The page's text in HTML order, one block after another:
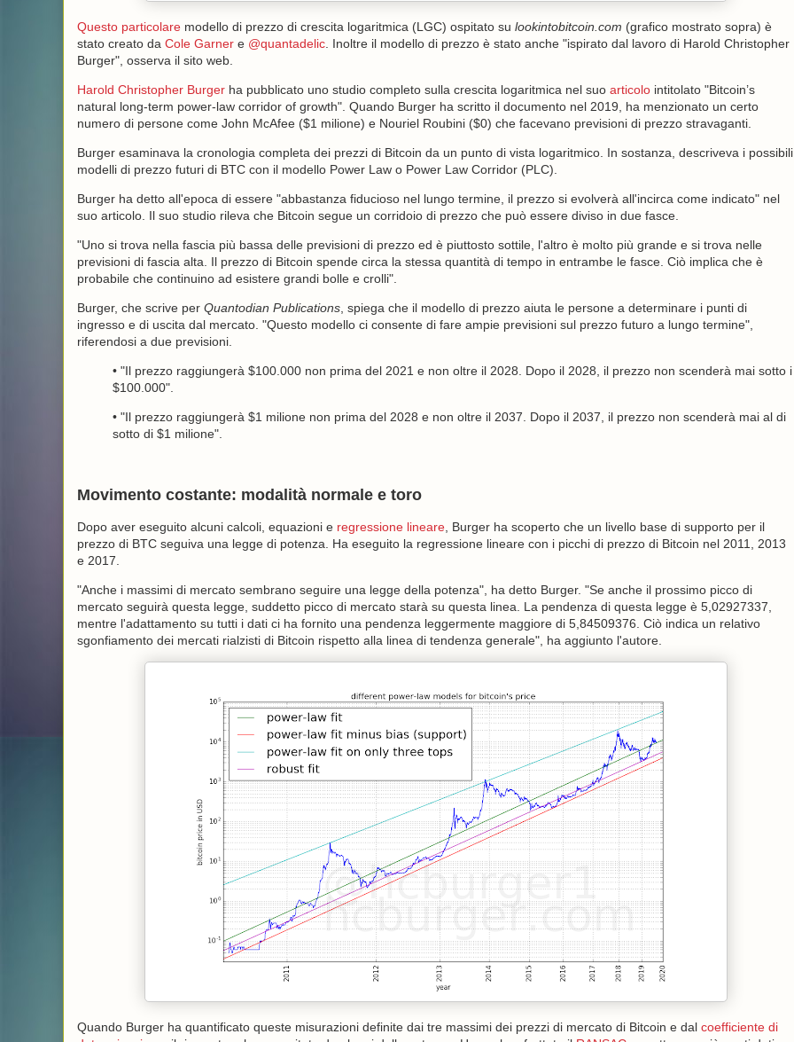
Questo particolaremodello di prezzo di crescita logaritmica (LGC) ospitato su lookintobitcoin.com (grafico mostrato sopra) è
stato creato da Cole Garnere @quantadelic. Inoltre il modello di prezzo è stato anche "ispirato dal lavoro di Harold Christopher
Burger", osserva il sito web.
Harold Christopher Burgerha pubblicato uno studio completo sulla crescita logaritmica nel suo articolointitolato "Bitcoin’s
natural long-term power-law corridor of growth". Quando Burger ha scritto il documento nel 2019, ha menzionato un certo
numero di persone come John McAfee ($1 milione) e Nouriel Roubini ($0) che facevano previsioni di prezzo stravaganti.
Burger esaminava la cronologia completa dei prezzi di Bitcoin da un punto di vista logaritmico. In sostanza, descriveva i possibili
modelli di prezzo futuri di BTC con il modello Power Law o Power Law Corridor (PLC).
Burger ha detto all'epoca di essere "abbastanza fiducioso nel lungo termine, il prezzo si evolverà all'incirca come indicato" nel
suo articolo. Il suo studio rileva che Bitcoin segue un corridoio di prezzo che può essere diviso in due fasce.
"Uno si trova nella fascia più bassa delle previsioni di prezzo ed è piuttosto sottile, l'altro è molto più grande e si trova nelle
previsioni di fascia alta. Il prezzo di Bitcoin spende circa la stessa quantità di tempo in entrambe le fasce. Ciò implica che è
probabile che continuino ad esistere grandi bolle e crolli".
Burger, che scrive per Quantodian Publications, spiega che il modello di prezzo aiuta le persone a determinare i punti di
ingresso e di uscita dal mercato. "Questo modello ci consente di fare ampie previsioni sul prezzo futuro a lungo termine",
riferendosi a due previsioni.
• "Il prezzo raggiungerà $100.000 non prima del 2021 e non oltre il 2028. Dopo il 2028, il prezzo non scenderà mai sotto i
$100.000".
• "Il prezzo raggiungerà $1 milione non prima del 2028 e non oltre il 2037. Dopo il 2037, il prezzo non scenderà mai al di
sotto di $1 milione".
Movimento costante: modalità normale e toro
Dopo aver eseguito alcuni calcoli, equazioni e regressione lineare, Burger ha scoperto che un livello base di supporto per il
prezzo di BTC seguiva una legge di potenza. Ha eseguito la regressione lineare con i picchi di prezzo di Bitcoin nel 2011, 2013
e 2017.
"Anche i massimi di mercato sembrano seguire una legge della potenza", ha detto Burger. "Se anche il prossimo picco di
mercato seguirà questa legge, suddetto picco di mercato starà su questa linea. La pendenza di questa legge è 5,02927337,
mentre l'adattamento su tutti i dati ci ha fornito una pendenza leggermente maggiore di 5,84509376. Ciò indica un relativo
sgonfiamento dei mercati rialzisti di Bitcoin rispetto alla linea di tendenza generale", ha aggiunto l'autore.
Quando Burger ha quantificato queste misurazioni definite dai tre massimi dei prezzi di mercato di Bitcoin e dal coefficiente di